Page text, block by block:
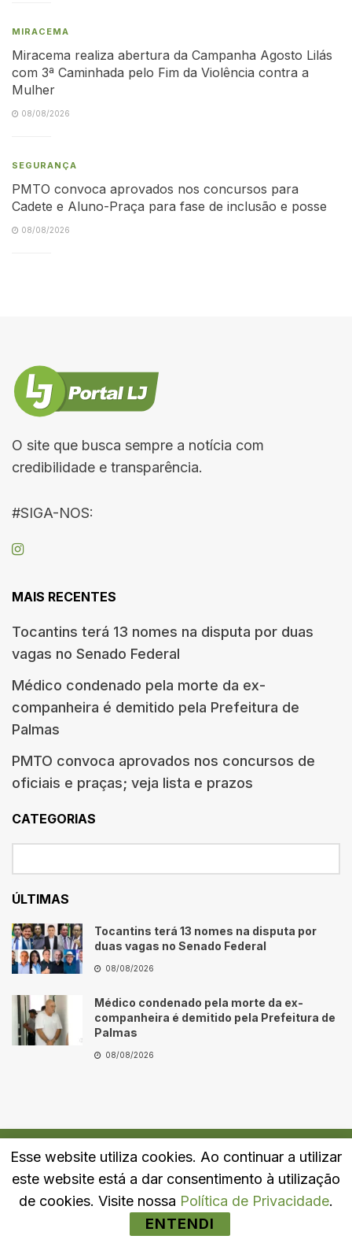
MIRACEMA
Miracema realiza abertura da Campanha Agosto Lilás
com 3ª Caminhada pelo Fim da Violência contra a
Mulher
08/08/2026
SEGURANÇA
PMTO convoca aprovados nos concursos para
Cadete e Aluno-Praça para fase de inclusão e posse
08/08/2026
O site que busca sempre a notícia com
credibilidade e transparência.
#SIGA-NOS:
MAIS RECENTES
Tocantins terá 13 nomes na disputa por duas
vagas no Senado Federal
Médico condenado pela morte da ex-
companheira é demitido pela Prefeitura de
Palmas
PMTO convoca aprovados nos concursos de
oficiais e praças; veja lista e prazos
CATEGORIAS
ÚLTIMAS
Tocantins terá 13 nomes na disputa por
duas vagas no Senado Federal
08/08/2026
Médico condenado pela morte da ex-
companheira é demitido pela Prefeitura de
Palmas
08/08/2026
Quem Somos Fale Conosco Política de Privacidade
Esse website utiliza cookies. Ao continuar a utilizar
este website está a dar consentimento à utilização
de cookies. Visite nossa Política de Privacidade.
ENTENDI